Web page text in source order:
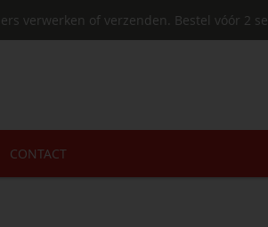
verwerken of verzenden. Bestel vóór 2
CONTACT